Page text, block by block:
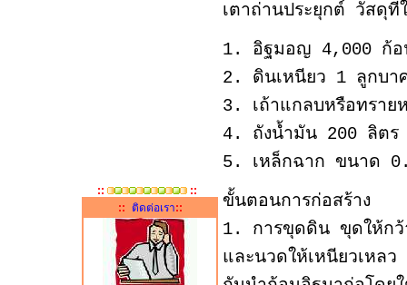
::
::
:: ติดต่อเรา::
เตาถ่านประยุกต์ วัสดุที่
1. อิฐมอญ 4,000 ก้อ
2. ดินเหนียว 1 ลูกบา
3. เถ้าแกลบหรือทราย
4. ถังน้ำมัน 200 ลิตร
5. เหล็กฉาก ขนาด
ขั้นตอนการก่อสร้าง
1. การขุดดิน ขุดให้ก
และนวดให้เหนียวเหล